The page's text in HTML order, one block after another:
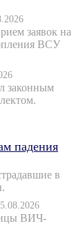
заявок на
ВСУ
законным
падения
в
ВИЧ-